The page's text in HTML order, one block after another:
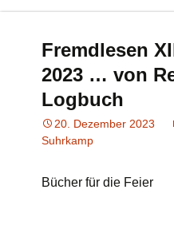
Fremdlesen
2023 … von
Logbuch
20. Dezember 2023
Suhrkamp
Bücher für die Feier